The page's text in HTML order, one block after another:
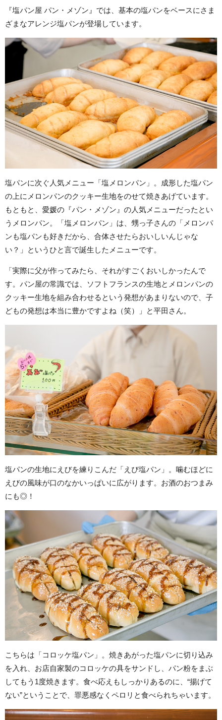
『塩パン屋 パン・メゾン』では、基本の塩パンをベースにさま
ざまなアレンジ塩パンが登場しています。
塩パンに次ぐ人気メニュー「塩メロンパン」。成形した塩パン
の上にメロンパンのクッキー生地をのせて焼きあげています。
もともと、愛媛の『パン・メゾン』の人気メニューだったとい
うメロンパン。「塩メロンパン」は、甥っ子さんの「メロンパ
ンも塩パンも好きだから、合体させたらおいしいんじゃな
い？」というひと言で誕生したメニューです。
「実際に父が作ってみたら、それがすごくおいしかったんで
す。パン屋の常識では、ソフトフランスの生地とメロンパンの
クッキー生地を組み合わせるという発想があまりないので、子
どもの発想は本当に豊かですよね（笑）」と平田さん。
塩パンの生地にえびを練りこんだ「えび塩パン」。噛むほどに
えびの風味が口のなかいっぱいに広がります。お酒のおつまみ
にも◎！
こちらは「コロッケ塩パン」。焼きあがった塩パンに切り込み
を入れ、お店自家製のコロッケの具をサンドし、パン粉をまぶ
してもう1度焼きます。食べ応えもしっかりあるのに、“揚げて
ない”ということで、罪悪感なくペロリと食べられちゃいます。